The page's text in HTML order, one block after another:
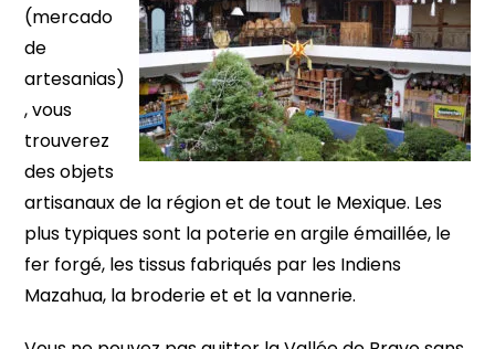
(mercado
de
artesanias)
, vous
trouverez
des objets
artisanaux de la région et de tout le Mexique. Les
plus typiques sont la poterie en argile émaillée, le
fer forgé, les tissus fabriqués par les Indiens
Mazahua, la broderie et et la vannerie.